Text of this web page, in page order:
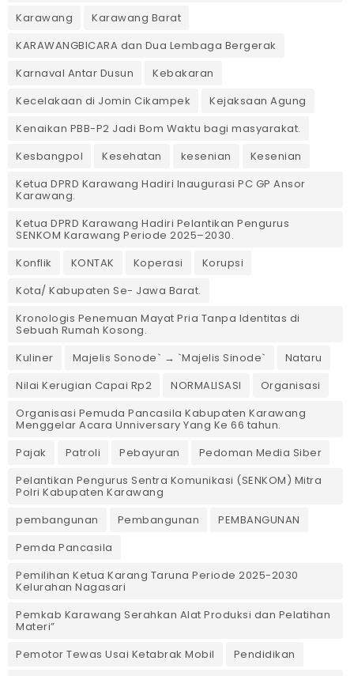
Karawang
Karawang Barat
KARAWANGBICARA dan Dua Lembaga Bergerak
Karnaval Antar Dusun
Kebakaran
Kecelakaan di Jomin Cikampek
Kejaksaan Agung
Kenaikan PBB-P2 Jadi Bom Waktu bagi masyarakat.
Kesbangpol
Kesehatan kesenian
Kesenian
Ketua DPRD Karawang Hadiri Inaugurasi PC GP Ansor
Karawang.
Ketua DPRD Karawang Hadiri Pelantikan Pengurus
SENKOM Karawang Periode 2025–2030. ‎
Konflik
KONTAK Koperasi
Korupsi
Kota/ Kabupaten Se- Jawa Barat.
Kronologis Penemuan Mayat Pria Tanpa Identitas di
Sebuah Rumah Kosong.
Kuliner
Majelis Sonode` → `Majelis Sinode`
Nataru
Nilai Kerugian Capai Rp2
NORMALISASI
Organisasi
Organisasi Pemuda Pancasila Kabupaten Karawang
Menggelar Acara Unniversary Yang Ke 66 tahun.
Pajak
Patroli Pebayuran
Pedoman Media Siber
Pelantikan Pengurus Sentra Komunikasi (SENKOM) Mitra
Polri Kabupaten Karawang
pembangunan
Pembangunan
PEMBANGUNAN
Pemda Pancasila
Pemilihan Ketua Karang Taruna Periode 2025-2030
Kelurahan Nagasari
Pemkab Karawang Serahkan Alat Produksi dan Pelatihan
Materi”
Pemotor Tewas Usai Ketabrak Mobil‎
Pendidikan